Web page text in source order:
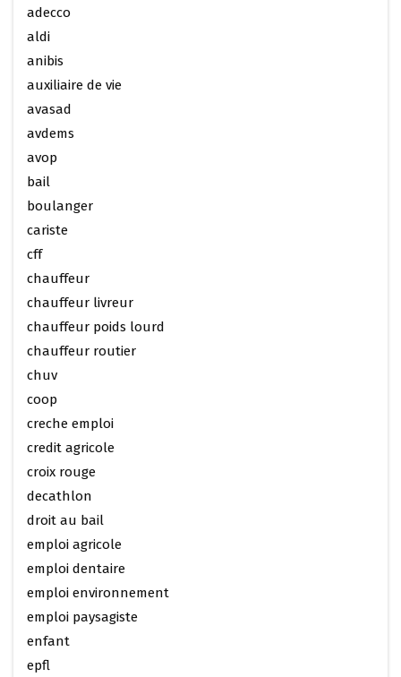
adecco
aldi
anibis
auxiliaire de vie
avasad
avdems
avop
bail
boulanger
cariste
cff
chauffeur
chauffeur livreur
chauffeur poids lourd
chauffeur routier
chuv
coop
creche emploi
credit agricole
croix rouge
decathlon
droit au bail
emploi agricole
emploi dentaire
emploi environnement
emploi paysagiste
enfant
epfl